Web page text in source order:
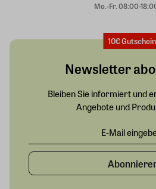
Mo.-Fr. 08:00-
10€
Newsletter
Bleiben Sie informiert und
Angebote und